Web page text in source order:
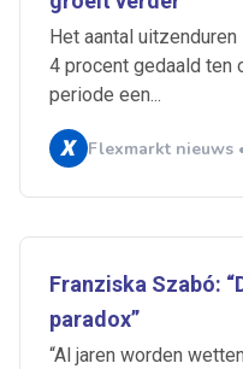
Het aantal
4 procent gedaald ten
periode een...
Flexmarkt nieuws
Franziska Szabó:
paradox”
“Al jaren worden